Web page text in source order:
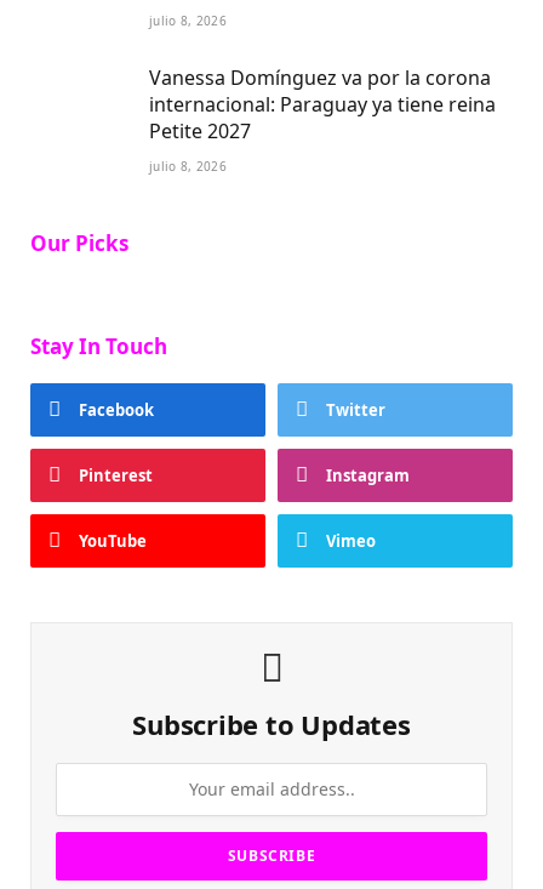
julio 8, 2026
Vanessa Domínguez va por la corona
internacional: Paraguay ya tiene reina
Petite 2027
julio 8, 2026
Our Picks
Stay In Touch
Facebook Twitter
Pinterest Instagram
YouTube Vimeo
Subscribe to Updates